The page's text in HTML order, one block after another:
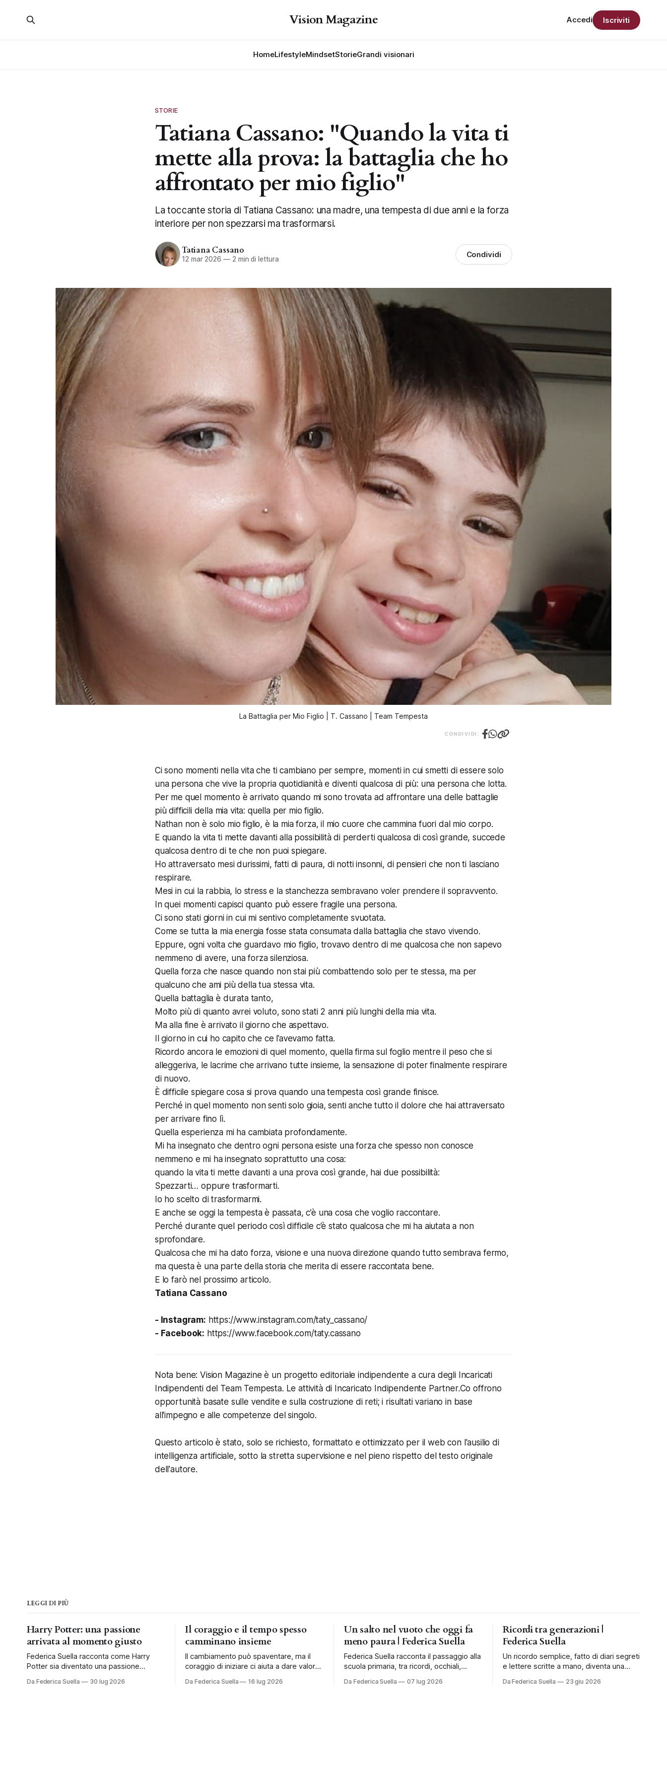
Vision Magazine
HomeLifestyleMindsetStorieGrandi visionari
Accedi Iscriviti
STORIE
Tatiana Cassano: "Quando la vita ti
mette alla prova: la battaglia che ho
affrontato per mio figlio"
La toccante storia di Tatiana Cassano: una madre, una tempesta di due anni e la forza
interiore per non spezzarsi ma trasformarsi.
Tatiana Cassano
12 mar 2026 —2 min di lettura Condividi
La Battaglia per Mio Figlio | T. Cassano | Team Tempesta
CONDIVIDI:
Ci sono momenti nella vita che ti cambiano per sempre, momenti in cui smetti di essere solo
una persona che vive la propria quotidianità e diventi qualcosa di più: una persona che lotta.
Per me quel momento è arrivato quando mi sono trovata ad affrontare una delle battaglie
più difficili della mia vita: quella per mio figlio.
Nathan non è solo mio figlio, è la mia forza, il mio cuore che cammina fuori dal mio corpo.
E quando la vita ti mette davanti alla possibilità di perderti qualcosa di così grande, succede
qualcosa dentro di te che non puoi spiegare.
Ho attraversato mesi durissimi, fatti di paura, di notti insonni, di pensieri che non ti lasciano
respirare.
Mesi in cui la rabbia, lo stress e la stanchezza sembravano voler prendere il sopravvento.
In quei momenti capisci quanto può essere fragile una persona.
Ci sono stati giorni in cui mi sentivo completamente svuotata.
Come se tutta la mia energia fosse stata consumata dalla battaglia che stavo vivendo.
Eppure, ogni volta che guardavo mio figlio, trovavo dentro di me qualcosa che non sapevo
nemmeno di avere, una forza silenziosa.
Quella forza che nasce quando non stai più combattendo solo per te stessa, ma per
qualcuno che ami più della tua stessa vita.
Quella battaglia è durata tanto,
Molto più di quanto avrei voluto, sono stati 2 anni più lunghi della mia vita.
Ma alla fine è arrivato il giorno che aspettavo.
Il giorno in cui ho capito che ce l’avevamo fatta.
Ricordo ancora le emozioni di quel momento, quella firma sul foglio mentre il peso che si
alleggeriva, le lacrime che arrivano tutte insieme, la sensazione di poter finalmente respirare
di nuovo.
È difficile spiegare cosa si prova quando una tempesta così grande finisce.
Perché in quel momento non senti solo gioia, senti anche tutto il dolore che hai attraversato
per arrivare fino lì.
Quella esperienza mi ha cambiata profondamente.
Mi ha insegnato che dentro ogni persona esiste una forza che spesso non conosce
nemmeno e mi ha insegnato soprattutto una cosa:
quando la vita ti mette davanti a una prova così grande, hai due possibilità:
Spezzarti… oppure trasformarti.
Io ho scelto di trasformarmi.
E anche se oggi la tempesta è passata, c’è una cosa che voglio raccontare.
Perché durante quel periodo così difficile c’è stato qualcosa che mi ha aiutata a non
sprofondare.
Qualcosa che mi ha dato forza, visione e una nuova direzione quando tutto sembrava fermo,
ma questa è una parte della storia che merita di essere raccontata bene.
E lo farò nel prossimo articolo.
Tatiana Cassano
- Instagram: https://www.instagram.com/taty_cassano/
- Facebook: https://www.facebook.com/taty.cassano
Nota bene: Vision Magazine è un progetto editoriale indipendente a cura degli Incaricati
Indipendenti del Team Tempesta. Le attività di Incaricato Indipendente Partner.Co offrono
opportunità basate sulle vendite e sulla costruzione di reti; i risultati variano in base
all'impegno e alle competenze del singolo.
Questo articolo è stato, solo se richiesto, formattato e ottimizzato per il web con l'ausilio di
intelligenza artificiale, sotto la stretta supervisione e nel pieno rispetto del testo originale
dell'autore.
LEGGI DI PIÙ
Harry Potter: una passione
arrivata al momento giusto
Federica Suella racconta come Harry
Potter sia diventato una passione
anno in famiglia.
Da Federica Suella 30 lug 2026
Il coraggio e il tempo spesso
camminano insieme
Il cambiamento può spaventare, ma il
coraggio di iniziare ci aiuta a dare valore
Da Federica Suella 16 lug 2026
Un salto nel vuoto che oggi fa
meno paura | Federica Suella
Federica Suella racconta il passaggio alla
scuola primaria, tra ricordi, occhiali,
bambini.
Da Federica Suella 07 lug 2026
Ricordi tra generazioni |
Federica Suella
Un ricordo semplice, fatto di diari segreti
e lettere scritte a mano, diventa una
Da Federica Suella 23 giu 2026